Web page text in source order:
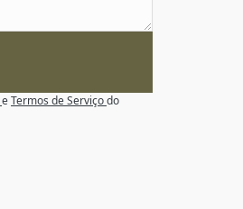
eTermos de Serviçodo